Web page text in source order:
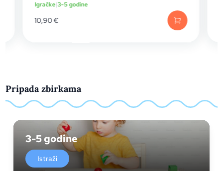
Igračke|3-5 godine
10,90€
Pripada zbirkama
3-5 godine
Istraži